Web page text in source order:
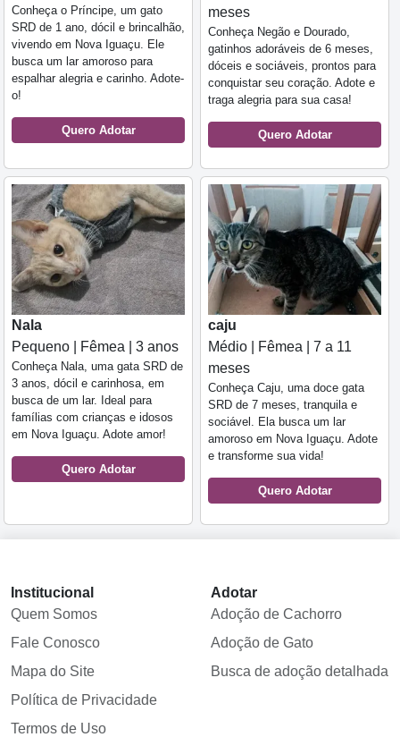
Conheça o Príncipe, um gato
SRD de 1 ano, dócil e brincalhão,
vivendo em Nova Iguaçu. Ele
busca um lar amoroso para
espalhar alegria e carinho. Adote-
o!
Quero Adotar
meses
Conheça Negão e Dourado,
gatinhos adoráveis de 6 meses,
dóceis e sociáveis, prontos para
conquistar seu coração. Adote e
traga alegria para sua casa!
Quero Adotar
Nala
Pequeno | Fêmea | 3 anos
Conheça Nala, uma gata SRD de
3 anos, dócil e carinhosa, em
busca de um lar. Ideal para
famílias com crianças e idosos
em Nova Iguaçu. Adote amor!
Quero Adotar
caju
Médio | Fêmea | 7 a 11
meses
Conheça Caju, uma doce gata
SRD de 7 meses, tranquila e
sociável. Ela busca um lar
amoroso em Nova Iguaçu. Adote
e transforme sua vida!
Quero Adotar
Institucional
Quem Somos
Fale Conosco
Mapa do Site
Política de Privacidade
Termos de Uso
Adotar
Adoção de Cachorro
Adoção de Gato
Busca de adoção detalhada